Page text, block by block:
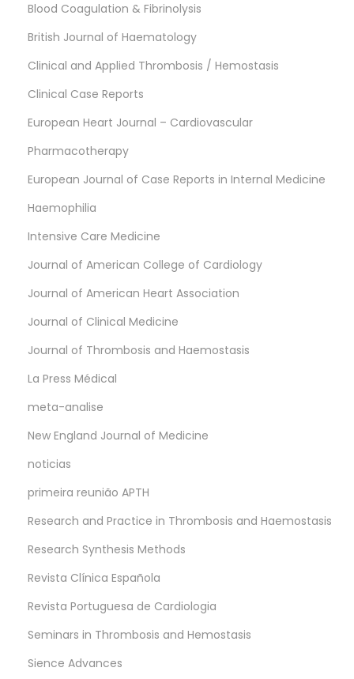
Blood Coagulation & Fibrinolysis
British Journal of Haematology
Clinical and Applied Thrombosis / Hemostasis
Clinical Case Reports
European Heart Journal – Cardiovascular
Pharmacotherapy
European Journal of Case Reports in Internal Medicine
Haemophilia
Intensive Care Medicine
Journal of American College of Cardiology
Journal of American Heart Association
Journal of Clinical Medicine
Journal of Thrombosis and Haemostasis
La Press Médical
meta-analise
New England Journal of Medicine
noticias
primeira reunião APTH
Research and Practice in Thrombosis and Haemostasis
Research Synthesis Methods
Revista Clínica Española
Revista Portuguesa de Cardiologia
Seminars in Thrombosis and Hemostasis
Sience Advances